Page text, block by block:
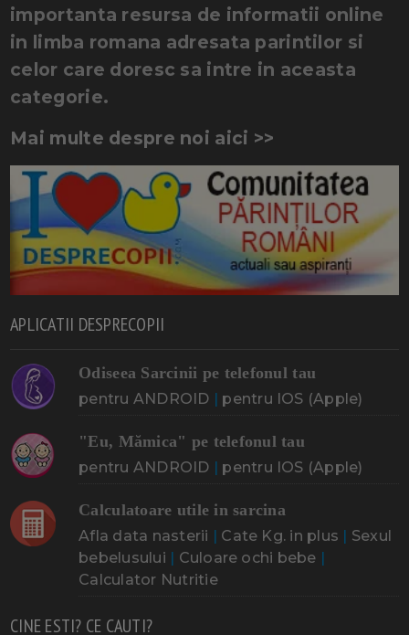
importanta resursa de informatii online
in limba romana adresata parintilor si
celor care doresc sa intre in aceasta
categorie.
Mai multe despre noi aici >>
APLICATII DESPRECOPII
Odiseea Sarcinii pe telefonul tau
pentru ANDROID | pentru IOS (Apple)
"Eu, Mămica" pe telefonul tau
pentru ANDROID | pentru IOS (Apple)
Calculatoare utile in sarcina
Afla data nasterii | Cate Kg. in plus | Sexul
bebelusului | Culoare ochi bebe |
Calculator Nutritie
CINE ESTI? CE CAUTI?